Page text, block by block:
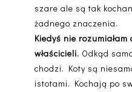
szare ale są tak
żadnego znaczenia.
Kiedyś nie rozumiałam
właścicieli. Odkąd
chodzi. Koty są
istotami. Kochają po